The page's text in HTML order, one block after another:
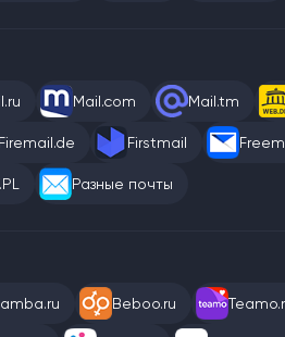
Mail.com Mail.tm
Firemail.de Firstmail
Разные почты
Beboo.ru